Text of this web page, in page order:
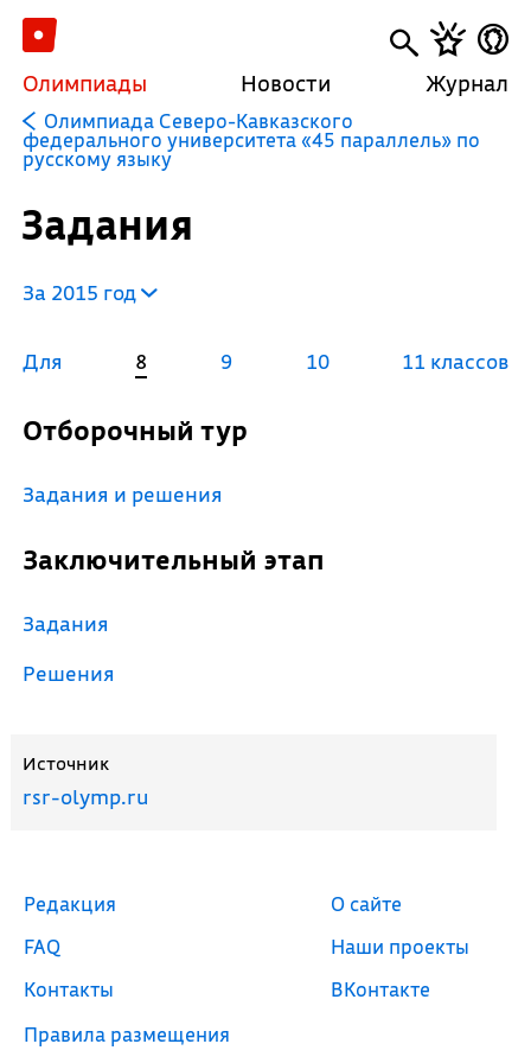
Олимпиады Новости Журнал
Олимпиада Северо-Кавказского
федерального университета «45 параллель» по
русскому языку
Задания
За 2015 год
Для 8 9 10 11 классов
Отборочный тур
Задания и решения
Заключительный этап
Задания
Решения
Источник
rsr-olymp.ru
Редакция
FAQ
Контакты
Правила размещения
О сайте
Наши проекты
ВКонтакте